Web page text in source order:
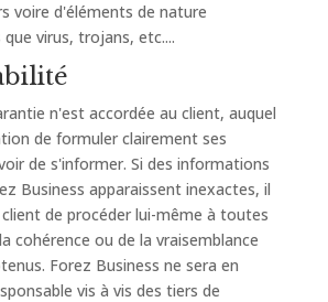
voire d'éléments de nature
virus, trojans, etc....
n'est accordée au client, auquel
de formuler clairement ses
de s'informer. Si des informations
Business apparaissent inexactes, il
de procéder lui-même à toutes
cohérence ou de la vraisemblance
Forez Business ne sera en
vis à vis des tiers de